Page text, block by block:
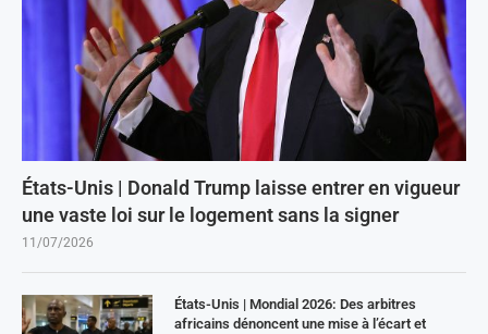
États-Unis | Donald Trump laisse entrer en vigueur
une vaste loi sur le logement sans la signer
11/07/2026
États-Unis | Mondial 2026: Des arbitres
africains dénoncent une mise à l’écart et